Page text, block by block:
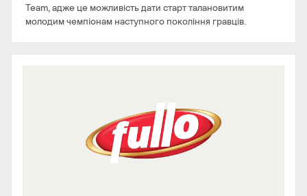
Team, адже це можливість дати старт талановитим
молодим чемпіонам наступного покоління гравців.